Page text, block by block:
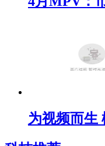
为视频而生